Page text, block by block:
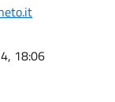
18:06